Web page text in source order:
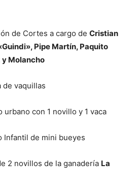
de Cortes a cargo de Cristian
Pipe Martín, Paquito
y Molancho
de vaquillas
urbano con 1 novillo y 1 vaca
Infantil de mini bueyes
2 novillos de la ganadería La